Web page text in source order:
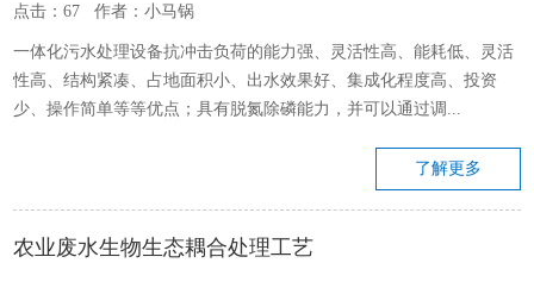
点击：67 作者：小马锅
一体化污水处理设备抗冲击负荷的能力强、灵活性高、能耗低、灵活
性高、结构紧凑、占地面积小、出水效果好、集成化程度高、投资
少、操作简单等等优点；具有脱氮除磷能力，并可以通过调...
了解更多
农业废水生物生态耦合处理工艺